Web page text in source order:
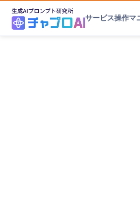
サービス操作マ